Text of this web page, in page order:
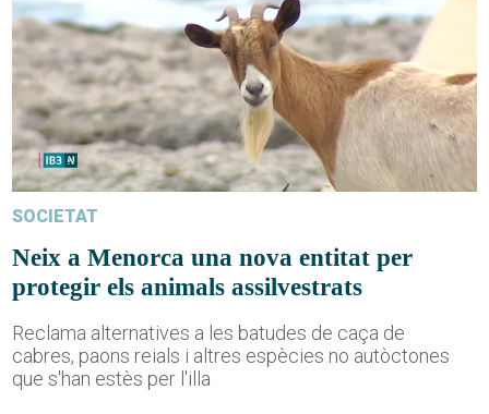
SOCIETAT
Neix a Menorca una nova entitat per
protegir els animals assilvestrats
Reclama alternatives a les batudes de caça de
cabres, paons reials i altres espècies no autòctones
que s'han estès per l'illa